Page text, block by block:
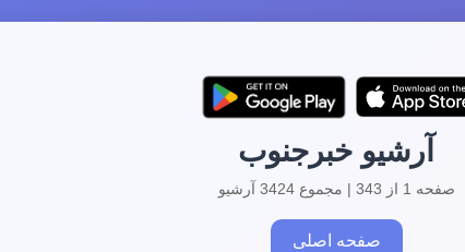
آرشیو خبرجنوب
صفحه 1 از 343 | مجموع 3424 آرشیو
صفحه اصلی